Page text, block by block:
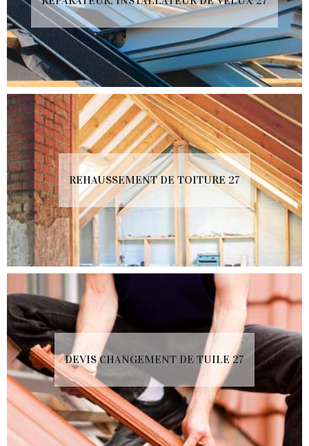
REHAUSSEMENT DE TOITURE 27
DEVIS CHANGEMENT DE TUILE 27